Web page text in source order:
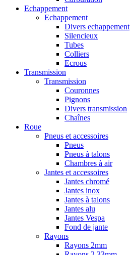
Echappement
Echappement
Divers echappement
Silencieux
Tubes
Colliers
Ecrous
Transmission
Transmission
Couronnes
Pignons
Divers transmission
Chaînes
Roue
Pneus et accessoires
Pneus
Pneus à talons
Chambres à air
Jantes et accessoires
Jantes chromé
Jantes inox
Jantes à talons
Jantes alu
Jantes Vespa
Fond de jante
Rayons
Rayons 2mm